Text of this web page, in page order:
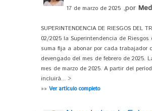
17 de marzo de 2025 ,por
SUPERINTENDENCIA DE RIESGOS DEL
02/2025 la Superintendencia de Riesgos
suma fija a abonar por cada trabajador
devengado del mes de febrero de
mes de marzo de 2025. A partir del
incluirá... >
»» Ver artículo completo